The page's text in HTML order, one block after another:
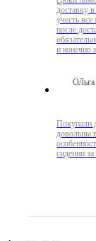
доставку в
учесть
после
и конечно
ОЛьга
Покупали
довольны
сидении